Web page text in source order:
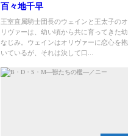
百々地千早
王室直属騎士団長のウェインと王太子のオ
リヴァーは、幼い頃から共に育ってきた幼
なじみ。ウェインはオリヴァーに恋心を抱
いているが、それは決して口...